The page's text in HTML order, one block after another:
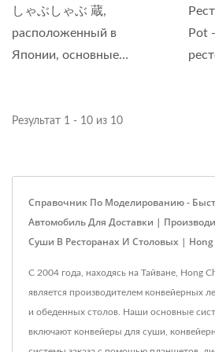
しゃぶしゃぶ 蔵,
расположенный в
Японии, основные
Pot
Результат 1 - 10 из 10
Справочник По Моделированию -
Автомобиль Для Доставки |
Суши В Ресторанах И Столовых | Hong
С 2004 года, находясь на Тайване, Hong
является производителем конвейерных
и обеденных столов. Наши основные
включают конвейеры для суши,